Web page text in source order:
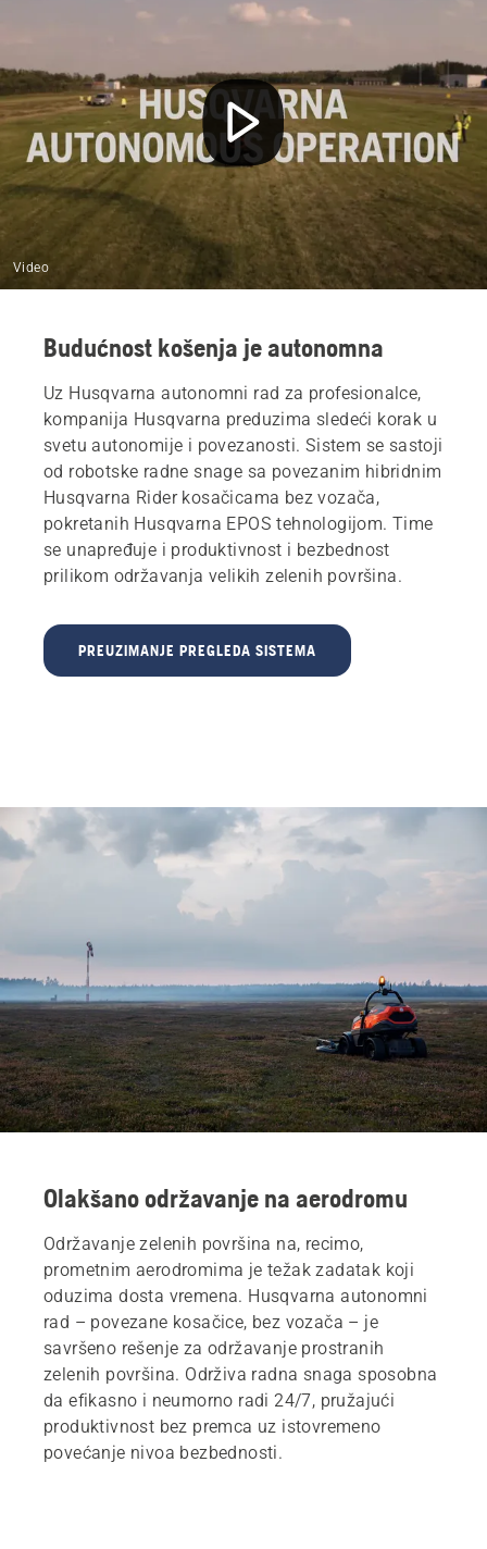
Korisno za vaše poslovanje
Video
Budućnost košenja je autonomna
Uz Husqvarna autonomni rad za profesionalce,
kompanija Husqvarna preduzima sledeći korak u
svetu autonomije i povezanosti. Sistem se sastoji
od robotske radne snage sa povezanim hibridnim
Husqvarna Rider kosačicama bez vozača,
pokretanih Husqvarna EPOS tehnologijom. Time
se unapređuje i produktivnost i bezbednost
prilikom održavanja velikih zelenih površina.
PREUZIMANJE PREGLEDA SISTEMA
Olakšano održavanje na aerodromu
Održavanje zelenih površina na, recimo,
prometnim aerodromima je težak zadatak koji
oduzima dosta vremena. Husqvarna autonomni
rad – povezane kosačice, bez vozača – je
savršeno rešenje za održavanje prostranih
zelenih površina. Održiva radna snaga sposobna
da efikasno i neumorno radi 24/7, pružajući
produktivnost bez premca uz istovremeno
povećanje nivoa bezbednosti.